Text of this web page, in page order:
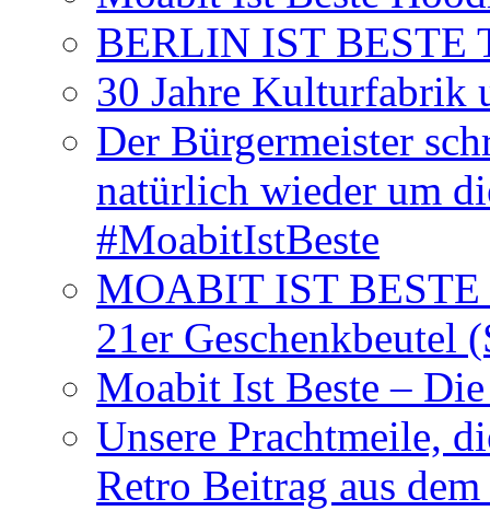
BERLIN IST BESTE
30 Jahre Kulturfabrik
Der Bürgermeister
natürlich wieder um
#MoabitIstBeste
MOABIT IST BESTE
21er Geschenkbeutel
Moabit Ist Beste –
Unsere Prachtmeile,
Retro Beitrag aus